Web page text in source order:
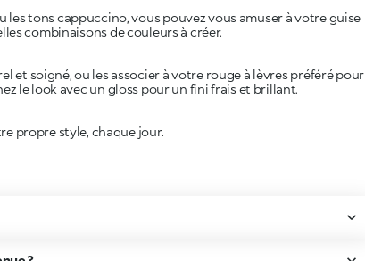
les tons cappuccino, vous pouvez vous amuser à votre guise
et soigné, ou les associer à votre rouge à lèvres préféré pour
propre style, chaque jour.